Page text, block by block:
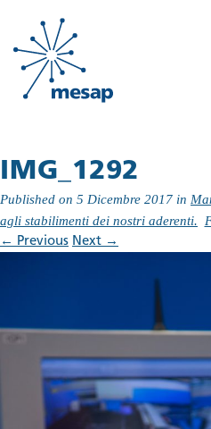
IMG_1292
Published on 5 Dicembre 2017 in
agli stabilimenti dei nostri aderenti.
← Previous Next →